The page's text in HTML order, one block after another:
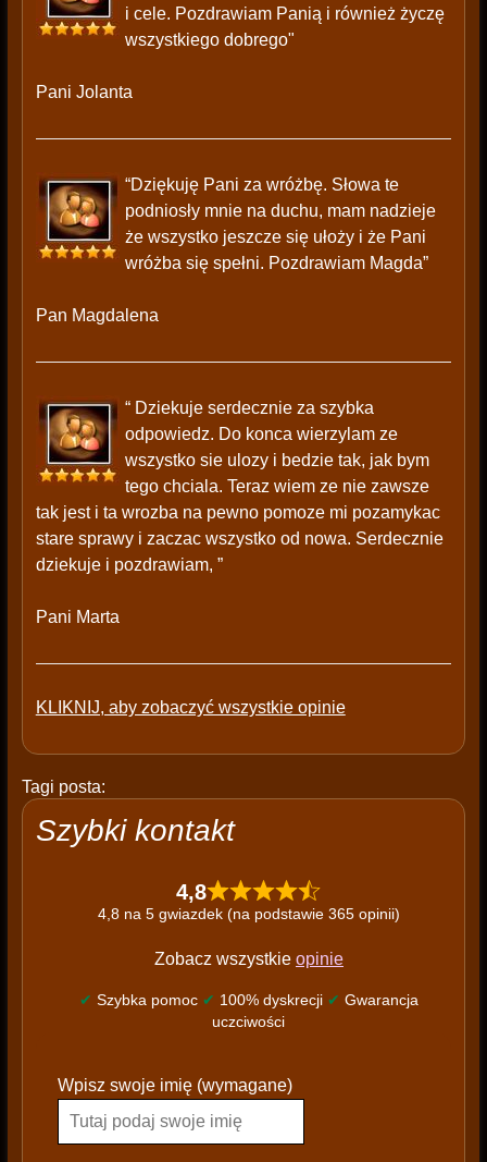
i cele. Pozdrawiam Panią i również życzę
wszystkiego dobrego"
Pani Jolanta
“Dziękuję Pani za wróżbę. Słowa te
podniosły mnie na duchu, mam nadzieje
że wszystko jeszcze się ułoży i że Pani
wróżba się spełni. Pozdrawiam Magda”
Pan Magdalena
“ Dziekuje serdecznie za szybka
odpowiedz. Do konca wierzylam ze
wszystko sie ulozy i bedzie tak, jak bym
tego chciala. Teraz wiem ze nie zawsze
tak jest i ta wrozba na pewno pomoze mi pozamykac
stare sprawy i zaczac wszystko od nowa. Serdecznie
dziekuje i pozdrawiam, ”
Pani Marta
KLIKNIJ, aby zobaczyć wszystkie opinie
Tagi posta:
Szybki kontakt
4,8
4,8 na 5 gwiazdek (na podstawie 365 opinii)
Zobacz wszystkie opinie
✔ Szybka pomoc ✔ 100% dyskrecji ✔ Gwarancja
uczciwości
l
a
Wpisz swoje imię (wymagane)